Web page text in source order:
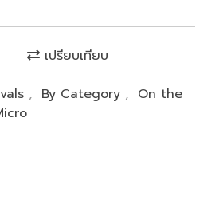
เปรียบเทียบ
, By Category , On the